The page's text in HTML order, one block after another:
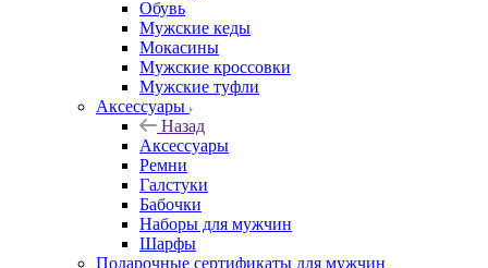
Обувь
Мужские кеды
Мокасины
Мужские кроссовки
Мужские туфли
Аксессуары
Назад
Аксессуары
Ремни
Галстуки
Бабочки
Наборы для мужчин
Шарфы
Подарочные сертификаты для мужчин